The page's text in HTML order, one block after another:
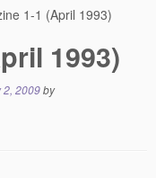
1-1 (April 1993)
1993)
2, 2009by